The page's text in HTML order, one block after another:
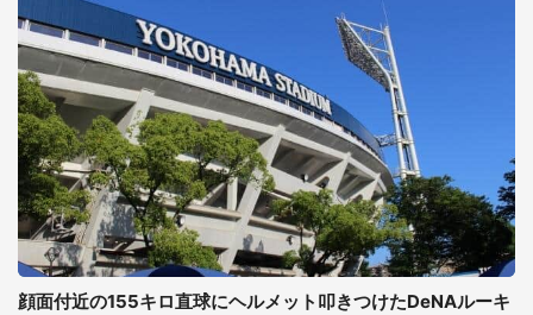
顔面付近の155キロ直球にヘルメット叩きつけたDeNAルーキ